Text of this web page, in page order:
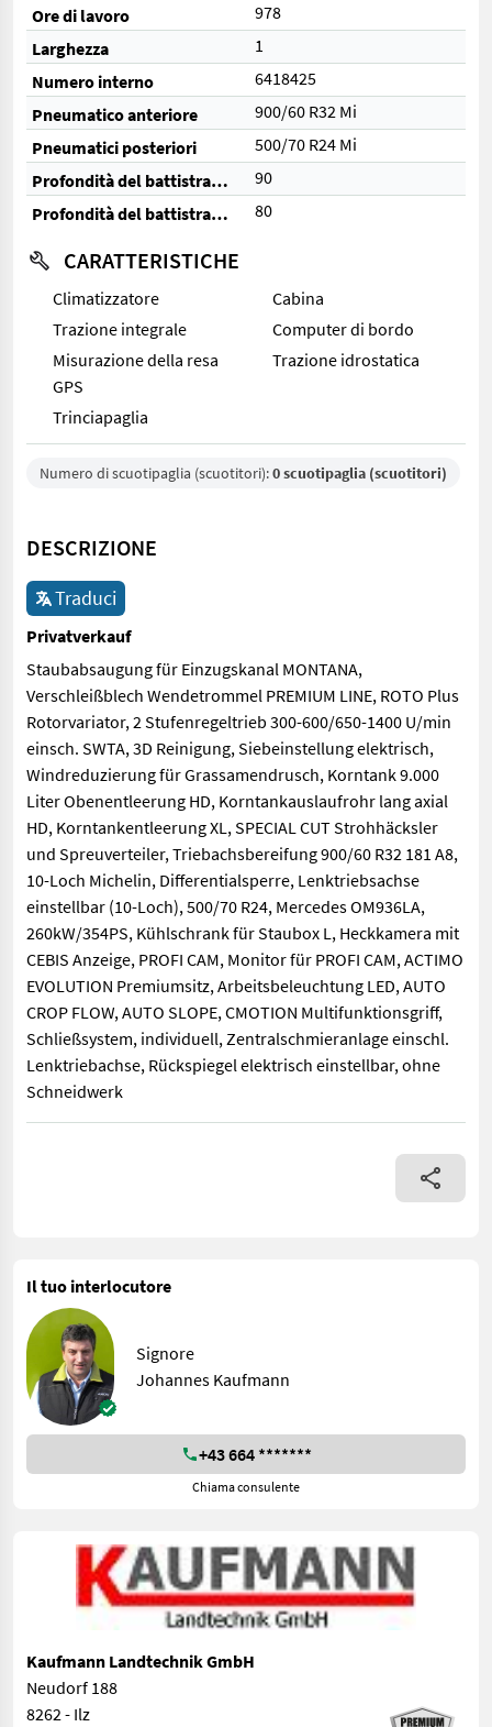
Ore di lavoro
978
Larghezza
1
Numero interno
6418425
Pneumatico anteriore
900/60 R32 Mi
Pneumatici posteriori
500/70 R24 Mi
Profondità del battistrada anteriore (%)
90
Profondità del battistrada posteriore (%)
80
CARATTERISTICHE
Climatizzatore
Cabina
Trazione integrale
Computer di bordo
Misurazione della resa
GPS
Trazione idrostatica
Trinciapaglia
Numero di scuotipaglia (scuotitori):0 scuotipaglia (scuotitori)
DESCRIZIONE
Traduci
Privatverkauf
Staubabsaugung für Einzugskanal MONTANA,
Verschleißblech Wendetrommel PREMIUM LINE, ROTO Plus
Rotorvariator, 2 Stufenregeltrieb 300-600/650-1400 U/min
einsch. SWTA, 3D Reinigung, Siebeinstellung elektrisch,
Windreduzierung für Grassamendrusch, Korntank 9.000
Liter Obenentleerung HD, Korntankauslaufrohr lang axial
HD, Korntankentleerung XL, SPECIAL CUT Strohhäcksler
und Spreuverteiler, Triebachsbereifung 900/60 R32 181 A8,
10-Loch Michelin, Differentialsperre, Lenktriebsachse
einstellbar (10-Loch), 500/70 R24, Mercedes OM936LA,
260kW/354PS, Kühlschrank für Staubox L, Heckkamera mit
CEBIS Anzeige, PROFI CAM, Monitor für PROFI CAM, ACTIMO
EVOLUTION Premiumsitz, Arbeitsbeleuchtung LED, AUTO
CROP FLOW, AUTO SLOPE, CMOTION Multifunktionsgriff,
Schließsystem, individuell, Zentralschmieranlage einschl.
Lenktriebachse, Rückspiegel elektrisch einstellbar, ohne
Schneidwerk
Staubabsaugung für Einzugskanal MONTANA,
Il tuo interlocutore
Signore
Johannes Kaufmann
+43 664 *******
Chiama consulente
Kaufmann Landtechnik GmbH
Neudorf 188
8262 - Ilz